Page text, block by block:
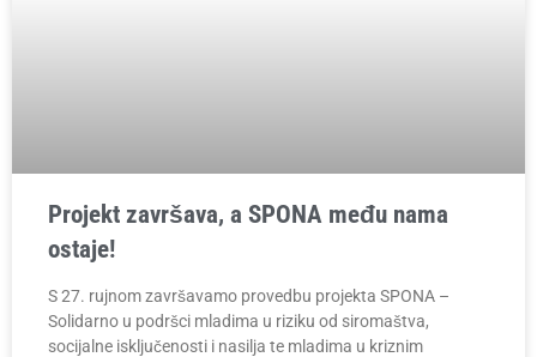
Projekt završava, a SPONA među nama
ostaje!
S 27. rujnom završavamo provedbu projekta SPONA –
Solidarno u podršci mladima u riziku od siromaštva,
socijalne isključenosti i nasilja te mladima u kriznim